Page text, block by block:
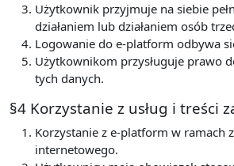
Użytkownik przyjmuje na siebie
działaniem lub działaniem osób
Logowanie do e-platform odbywa
Użytkownikom przysługuje prawo
tych danych.
§4 Korzystanie z usług i treści
Korzystanie z e-platform w ramach
internetowego.